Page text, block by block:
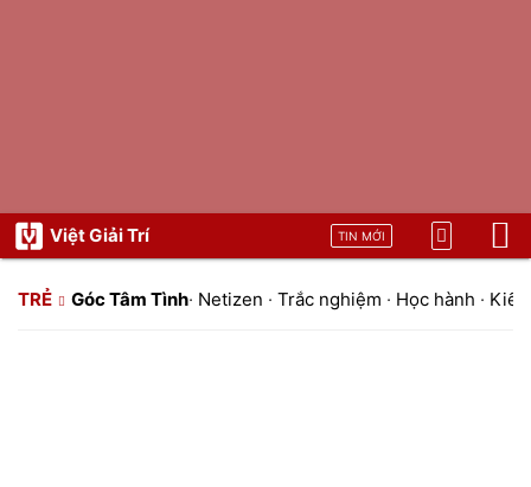
Việt Giải Trí TIN MỚI
TRẺ Góc Tâm Tình· Netizen · Trắc nghiệm · Học hành ·